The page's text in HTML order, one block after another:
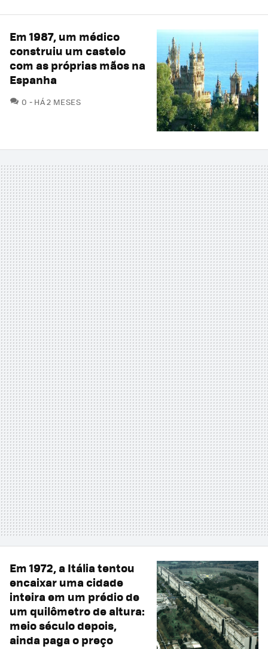
Em 1987, um médico
construiu um castelo
com as próprias mãos na
Espanha
0 COMENTÁRIOS
HÁ 2 MESES
Em 1972, a Itália tentou
encaixar uma cidade
inteira em um prédio de
um quilômetro de altura:
meio século depois,
ainda paga o preço